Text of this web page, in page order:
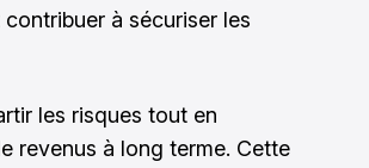
à sécuriser les
les risques tout en
revenus à long terme. Cette